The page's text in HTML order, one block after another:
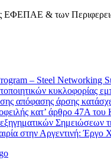
ΕΦΕΠΑΕ & των
– Steel Networking
κυκλοφορίας
απόφασης άρσης
κατ’ άρθρο 47Α του
Σημειώσεων
στην Αργεντινή: